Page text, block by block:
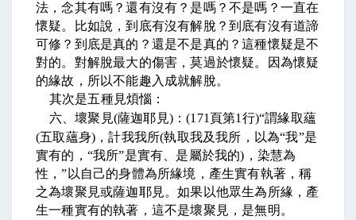
法，念其有嗎？還有沒有？是嗎？不是嗎？一直在
懷疑。比如說，到底有沒有解脫？到底有沒有道諦
可修？到底是真的？還是不是真的？這種懷疑是不
對的。對解脫最大的傷害，莫過於懷疑。因為懷疑
的緣故，所以不能趣入成就解脫。
其次是五種見煩惱：
六、壞聚見(薩迦耶見) ：(171 頁第1 行)“謂緣取蘊
(五取蘊身) ，計我我所(執取我及我所，以為“我”是
實有的， “我所”是實有、是屬於我的) ，染慧為
性，” 以自己的身體為所緣境，產生實有執著，稱
之為壞聚見或薩迦耶見。如果以他眾生為所緣，產
生一種實有的執著，這不是壞聚見，是無明。